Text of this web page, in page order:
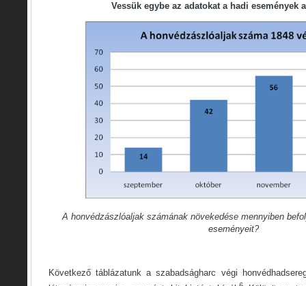
Vessük egybe az adatokat a hadi események
A honvédzászlóaljak számának növekedése mennyiben
eseményeit?
Következő táblázatunk a szabadságharc végi